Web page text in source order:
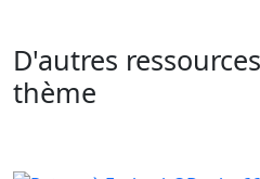
D'autres
thème